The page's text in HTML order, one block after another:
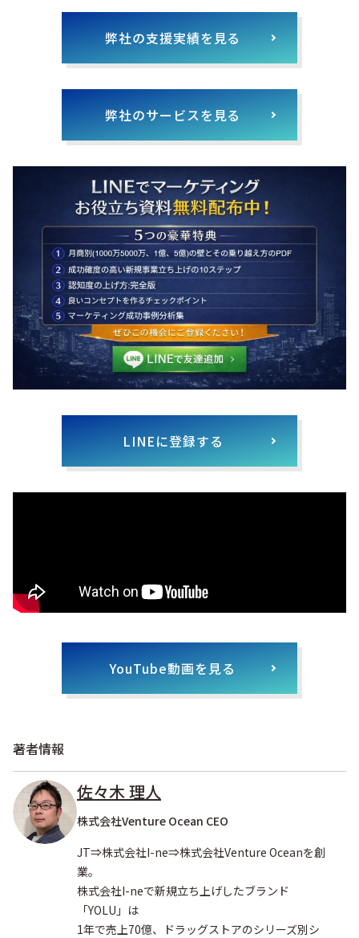
弊社の支援実績を見る
弊社のサービスを見る
LINEに登録する
YouTube動画を見る
著者情報
佐々木 理人
株式会社Venture Ocean CEO
JT⇒株式会社I-ne⇒株式会社Venture Oceanを創
業。
株式会社I-neで新規立ち上げしたブランド
「YOLU」は
1年で売上70億、ドラッグストアのシリーズ別シ